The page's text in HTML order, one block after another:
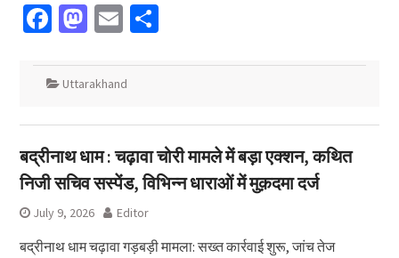
Facebook
Mastodon
EmailShare
Uttarakhand
बद्रीनाथ धाम : चढ़ावा चोरी मामले में बड़ा एक्शन, कथित
निजी सचिव सस्पेंड, विभिन्न धाराओं में मुक़दमा दर्ज
July 9, 2026 Editor
बद्रीनाथ धाम चढ़ावा गड़बड़ी मामला: सख्त कार्रवाई शुरू, जांच तेज